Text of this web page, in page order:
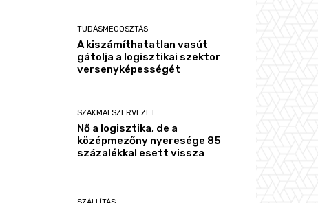
TUDÁSMEGOSZTÁS
A kiszámíthatatlan vasút
gátolja a logisztikai szektor
versenyképességét
SZAKMAI SZERVEZET
Nő a logisztika, de a
középmezőny nyeresége 85
százalékkal esett vissza